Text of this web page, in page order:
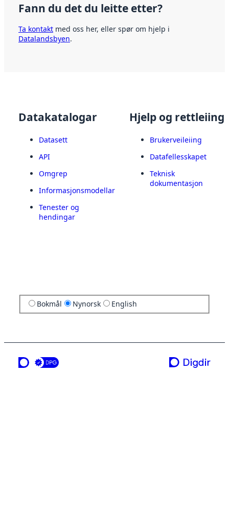
Fann du det du leitte etter?
Ta kontakt med oss her, eller spør om hjelp i
Datalandsbyen.
Datakatalogar
Datasett
API
Omgrep
Informasjonsmodellar
Tenester og
hendingar
Hjelp og rettleiing
Brukerveileiing
Datafellesskapet
Teknisk
dokumentasjon
Bokmål Nynorsk English